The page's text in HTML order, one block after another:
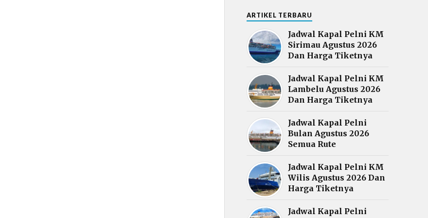
ARTIKEL TERBARU
Jadwal Kapal Pelni KM
Sirimau Agustus 2026
Dan Harga Tiketnya
Jadwal Kapal Pelni KM
Lambelu Agustus 2026
Dan Harga Tiketnya
Jadwal Kapal Pelni
Bulan Agustus 2026
Semua Rute
Jadwal Kapal Pelni KM
Wilis Agustus 2026 Dan
Harga Tiketnya
Jadwal Kapal Pelni